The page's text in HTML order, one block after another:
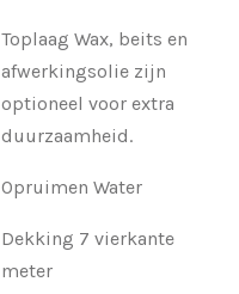
Toplaag Wax, beits en
afwerkingsolie zijn
optioneel voor extra
duurzaamheid.
Opruimen Water
Dekking 7 vierkante
meter